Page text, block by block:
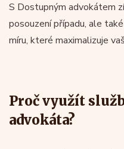
S Dostupným advokátem
posouzení případu, ale také
míru, které maximalizuje
Proč využít
advokáta?